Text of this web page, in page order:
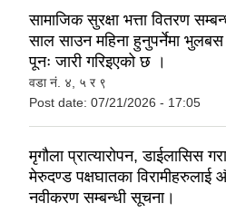
सामाजिक सुरक्षा भत्ता वितरण
साल साउन महिना हुनुपर्नेमा
पूनः जारी गरिइएको छ ।
वडा नं. ४, ५ र ९
Post date: 07/21/2026 - 17:05
मृगौला प्रात्यारोपन, डाईलासिस
मेरुदण्ड पक्षघातका विरामीहरुलाई
नवीकरण सम्बन्धी सूचना।